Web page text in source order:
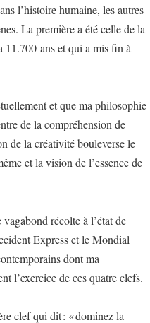
l’histoire humaine, les autres
La première a été celle de la
11.700 ans et qui a mis fin à
et que ma philosophie
de la compréhension de
de la créativité bouleverse le
et la vision de l’essence de
récolte à l’état de
Express et le Mondial
dont ma
l’exercice de ces quatre clefs.
clef qui dit : « dominez la